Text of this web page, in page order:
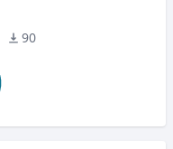
90